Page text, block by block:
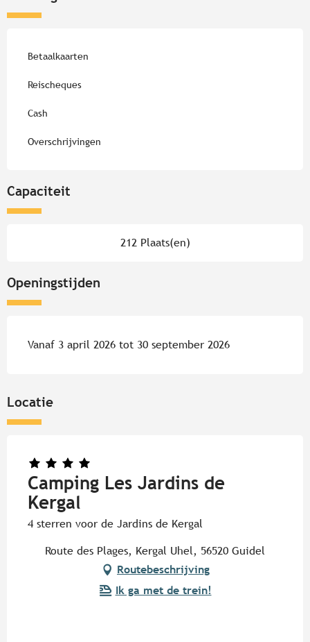
Betaalkaarten
Reischeques
Cash
Overschrijvingen
Capaciteit
212 Plaats(en)
Openingstijden
Vanaf 3 april 2026 tot 30 september 2026
Locatie
Camping Les Jardins de
Kergal
4 sterren voor de Jardins de Kergal
Route des Plages, Kergal Uhel, 56520 Guidel
Routebeschrijving
Ik ga met de trein!